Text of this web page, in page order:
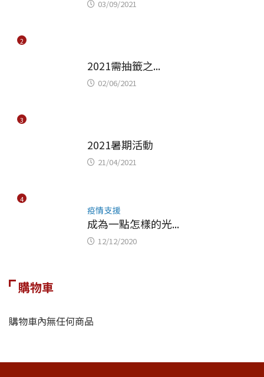
03/09/2021
2
2021需抽籤之...
02/06/2021
3
2021暑期活動
21/04/2021
4
疫情支援
成為一點怎樣的光...
12/12/2020
購物車
購物車內無任何商品